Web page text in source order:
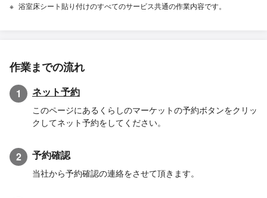
浴室床シート貼り付けのすべてのサービス共通の作業内容です。
作業までの流れ
1 ネット予約
このページにあるくらしのマーケットの予約ボタンをクリッ
クしてネット予約をしてください。
2 予約確認
当社から予約確認の連絡をさせて頂きます。